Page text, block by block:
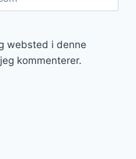
websted i denne
kommenterer.